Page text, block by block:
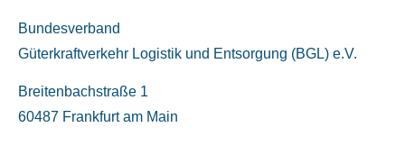
Bundesverband
Güterkraftverkehr Logistik und Entsorgung (BGL) e.V.
Breitenbachstraße 1
60487 Frankfurt am Main